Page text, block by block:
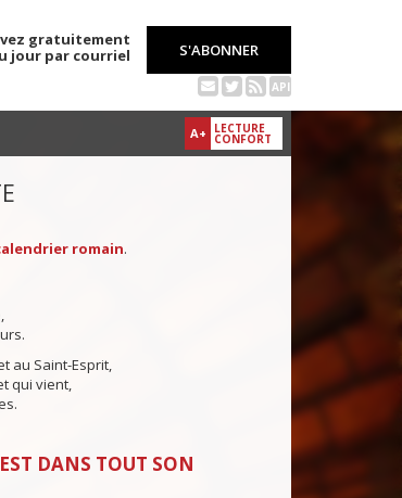
gratuitement
jour par courriel
S'ABONNER
API
A+ LECTURE
CONFORT
romain.
au Saint-Esprit,
qui vient,
DANS TOUT SON